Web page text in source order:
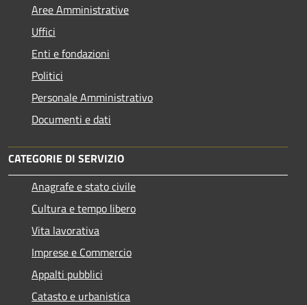
Aree Amministrative
Uffici
Enti e fondazioni
Politici
Personale Amministrativo
Documenti e dati
CATEGORIE DI SERVIZIO
Anagrafe e stato civile
Cultura e tempo libero
Vita lavorativa
Imprese e Commercio
Appalti pubblici
Catasto e urbanistica